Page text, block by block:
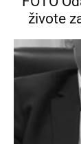
živote